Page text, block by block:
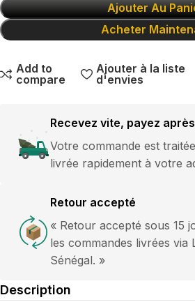
Ajouter Au
Acheter
Add to
compare
Ajouter à la liste
d'envies
Recevez vite, payez après
Votre commande est
livrée rapidement à votre
Retour accepté
« Retour accepté sous 15
les commandes livrées via
Sénégal. »
Description